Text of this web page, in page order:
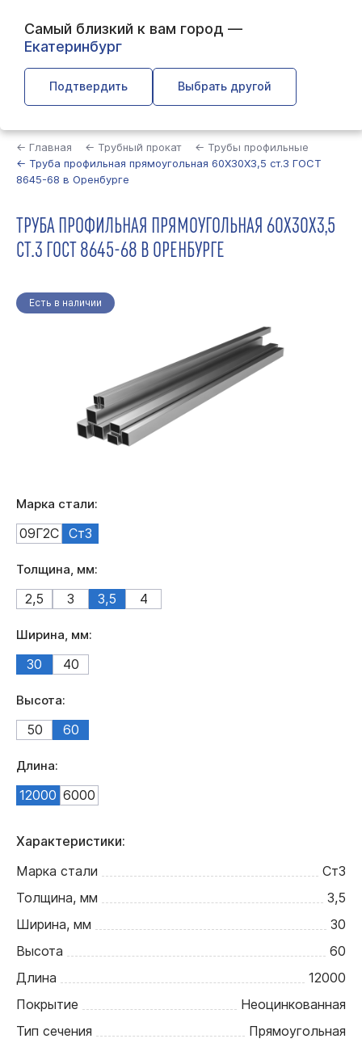
Самый близкий к вам город —
Екатеринбург
Подтвердить Выбрать другой
← Главная ← Трубный прокат
← Трубы профильные
← Труба профильная прямоугольная 60Х30Х3,5 ст.3 ГОСТ
8645-68 в Оренбурге
ТРУБА ПРОФИЛЬНАЯ ПРЯМОУГОЛЬНАЯ 60Х30Х3,5
СТ.3 ГОСТ 8645-68 В ОРЕНБУРГЕ
Есть в наличии
Марка стали:
09Г2С Ст3
Толщина, мм:
2,5 3 3,5 4
Ширина, мм:
30 40
Высота:
50 60
Длина:
12000 6000
Характеристики:
Марка стали
Ст3
Толщина, мм
3,5
Ширина, мм
30
Высота
60
Длина
12000
Покрытие
Неоцинкованная
Тип сечения
Прямоугольная